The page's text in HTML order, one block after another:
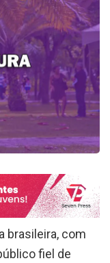
brasileira, com
fiel de